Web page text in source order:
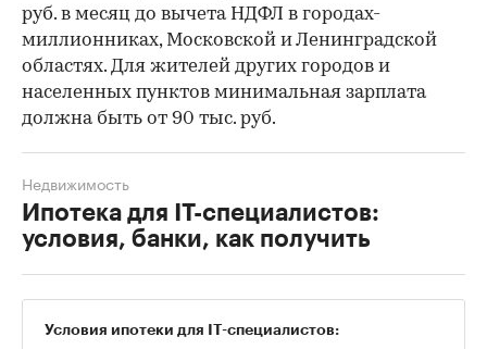
руб. в месяц до вычета НДФЛ в городах-
миллионниках, Московской и Ленинградской
областях. Для жителей других городов и
населенных пунктов минимальная зарплата
должна быть от 90 тыс. руб.
Ипотека для IT-специалистов:
условия, банки, как получить
Недвижимость
Условия ипотеки для IT-специалистов: